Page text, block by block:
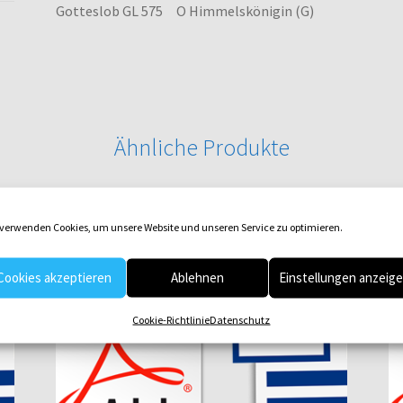
Cookies, um unsere Website und unseren Service zu optimieren.
akzeptieren Ablehnen Einstellungen
Cookie-RichtlinieDatenschutz
Gotteslob GL 575 O Himmelskönigin (G)
Ähnliche Produkte